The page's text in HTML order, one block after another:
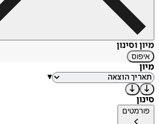
מיון וסינון
איפוס
מיון
▾
סינון
פורמטים